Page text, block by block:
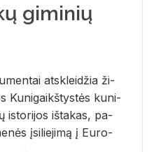
giminių
at­sklei­džia ži­
Ku­ni­gaikš­tys­tės ku­ni­
is­to­ri­jos iš­ta­kas, pa­
įsi­lie­ji­mą į Eu­ro­